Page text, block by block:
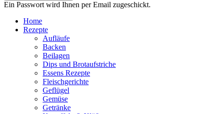
Ein Passwort wird Ihnen per Email zugeschickt.
Home
Rezepte
Aufläufe
Backen
Beilagen
Dips und Brotaufstriche
Essens Rezepte
Fleischgerichte
Geflügel
Gemüse
Getränke